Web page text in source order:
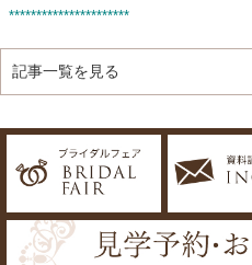
**********************
記事一覧を見る